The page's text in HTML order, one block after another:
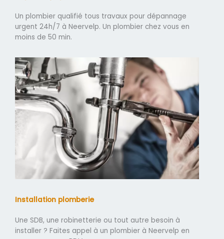
Un plombier qualifié tous travaux pour dépannage
urgent 24h/7 à Neervelp. Un plombier chez vous en
moins de 50 min.
Installation plomberie
Une SDB, une robinetterie ou tout autre besoin à
installer ? Faites appel à un plombier à Neervelp en